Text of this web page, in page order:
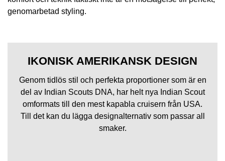
genomarbetad styling.
IKONISK AMERIKANSK DESIGN
Genom tidlös stil och perfekta proportioner som är en
del av Indian Scouts DNA, har helt nya Indian Scout
omformats till den mest kapabla cruisern från USA.
Till det kan du lägga designalternativ som passar all
smaker.